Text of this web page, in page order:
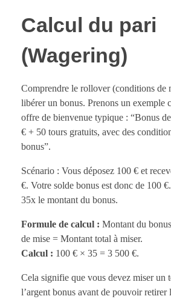
Calcul du pari
(Wagering)
Comprendre le rollover (conditions de
libérer un bonus. Prenons un exemple
offre de bienvenue typique : “Bonus
€ + 50 tours gratuits, avec des
bonus”.
Scénario : Vous déposez 100 € et
€. Votre solde bonus est donc de 100
35x le montant du bonus.
Formule de calcul : Montant du
de mise = Montant total à miser.
Calcul : 100 € × 35 = 3 500 €.
Cela signifie que vous devez miser un
l’argent bonus avant de pouvoir retirer